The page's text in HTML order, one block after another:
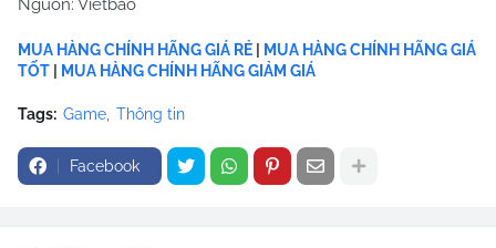
Nguồn: Vietbao
MUA HÀNG CHÍNH HÃNG GIÁ RẺ
MUA HÀNG CHÍNH HÃNG GIÁ
TỐT
MUA HÀNG CHÍNH HÃNG GIẢM GIÁ
Tags: Game Thông tin
Facebook